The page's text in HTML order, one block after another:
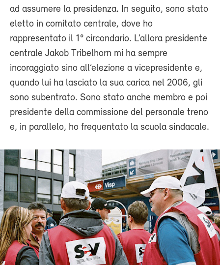
ad assumere la presidenza. In seguito, sono stato
eletto in comitato centrale, dove ho
rappresentato il 1° circondario. L’allora presidente
centrale Jakob Tribelhorn mi ha sempre
incoraggiato sino all’elezione a vicepresidente e,
quando lui ha lasciato la sua carica nel 2006, gli
sono subentrato. Sono stato anche membro e poi
presidente della commissione del personale treno
e, in parallelo, ho frequentato la scuola sindacale.